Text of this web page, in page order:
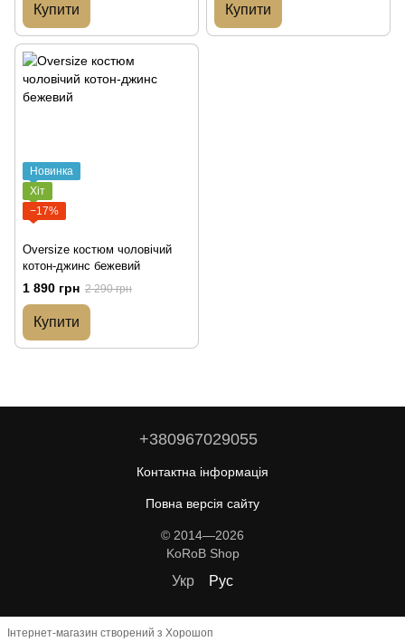
Купити Купити
Новинка
Хіт
−17%
Oversize костюм чоловічий
котон-джинс бежевий
1 890 грн 2 290 грн
Купити
+380967029055
Контактна інформація
Повна версія сайту
© 2014—2026
KoRoB Shop
Укр Рус
Інтернет-магазин створений з Хорошоп